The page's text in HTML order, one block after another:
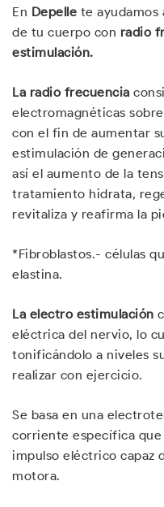
En Depelle te ayudamos
de tu cuerpo con radio
estimulación.
La radio frecuencia
electromagnéticas
con el fin de aumentar
estimulación de
así el aumento de la
tratamiento hidrata,
revitaliza y reafirma la
*Fibroblastos.- células
elastina.
La electro estimulación
eléctrica del nervio, lo
tonificándolo a niveles
realizar con ejercicio.
Se basa en una
corriente específica
impulso eléctrico capaz
motora.